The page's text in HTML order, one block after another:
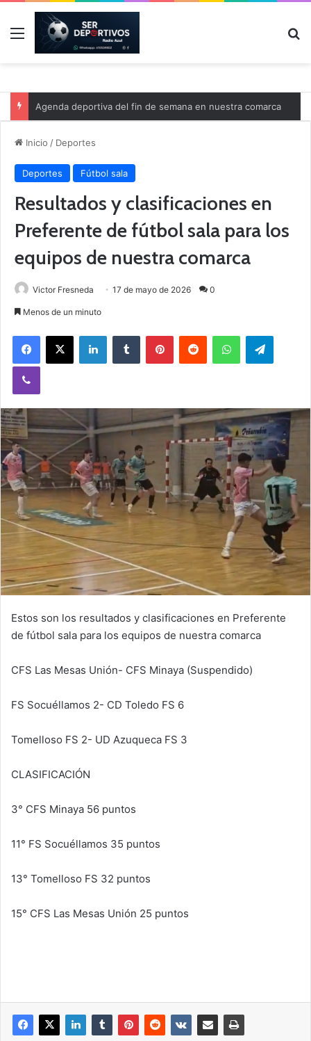
Menú
Agenda deportiva del fin de semana en nuestra comarca
Inicio / Deportes
Deportes Fútbol sala
Resultados y clasificaciones en
Preferente de fútbol sala para los
equipos de nuestra comarca
Victor Fresneda 17 de mayo de 2026 0
Menos de un minuto
Estos son los resultados y clasificaciones en Preferente
de fútbol sala para los equipos de nuestra comarca
CFS Las Mesas Unión- CFS Minaya (Suspendido)
FS Socuéllamos 2- CD Toledo FS 6
Tomelloso FS 2- UD Azuqueca FS 3
CLASIFICACIÓN
3° CFS Minaya 56 puntos
11° FS Socuéllamos 35 puntos
13° Tomelloso FS 32 puntos
15° CFS Las Mesas Unión 25 puntos